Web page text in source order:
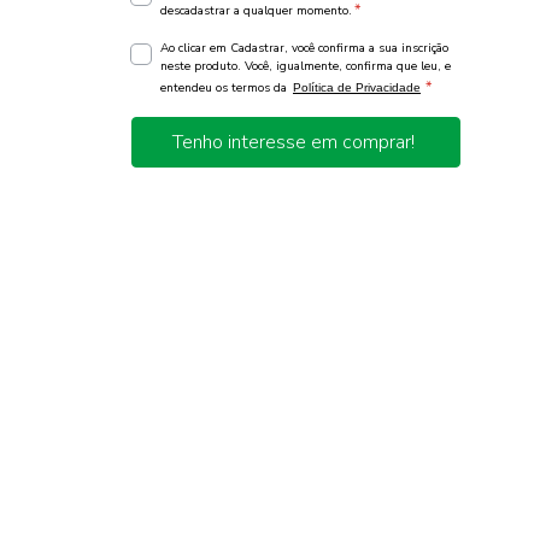
descadastrar a qualquer momento. *
Ao clicar em Cadastrar, você confirma a sua inscrição
neste produto. Você, igualmente, confirma que leu, e
entendeu os termos da Política de Privacidade *
Tenho interesse em comprar!